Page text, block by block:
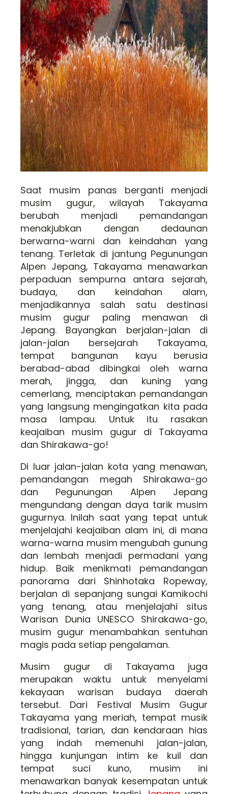
Saat musim panas berganti menjadi
musim gugur, wilayah Takayama
berubah menjadi pemandangan
menakjubkan dengan dedaunan
berwarna-warni dan keindahan yang
tenang. Terletak di jantung Pegunungan
Alpen Jepang, Takayama menawarkan
perpaduan sempurna antara sejarah,
budaya, dan keindahan alam,
menjadikannya salah satu destinasi
musim gugur paling menawan di
Jepang. Bayangkan berjalan-jalan di
jalan-jalan bersejarah Takayama,
tempat bangunan kayu berusia
berabad-abad dibingkai oleh warna
merah, jingga, dan kuning yang
cemerlang, menciptakan pemandangan
yang langsung mengingatkan kita pada
masa lampau. Untuk itu rasakan
keajaiban musim gugur di Takayama
dan Shirakawa-go!
Di luar jalan-jalan kota yang menawan,
pemandangan megah Shirakawa-go
dan Pegunungan Alpen Jepang
mengundang dengan daya tarik musim
gugurnya. Inilah saat yang tepat untuk
menjelajahi keajaiban alam ini, di mana
warna-warna musim mengubah gunung
dan lembah menjadi permadani yang
hidup. Baik menikmati pemandangan
panorama dari Shinhotaka Ropeway,
berjalan di sepanjang sungai Kamikochi
yang tenang, atau menjelajahi situs
Warisan Dunia UNESCO Shirakawa-go,
musim gugur menambahkan sentuhan
magis pada setiap pengalaman.
Musim gugur di Takayama juga
merupakan waktu untuk menyelami
kekayaan warisan budaya daerah
tersebut. Dari Festival Musim Gugur
Takayama yang meriah, tempat musik
tradisional, tarian, dan kendaraan hias
yang indah memenuhi jalan-jalan,
hingga kunjungan intim ke kuil dan
tempat suci kuno, musim ini
menawarkan banyak kesempatan untuk